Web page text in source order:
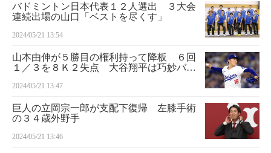
バドミントン日本代表１２人選出 ３大会
連続出場の山口「ベストを尽くす」
2024/05/21 13:54
山本由伸が５勝目の権利持って降板 ６回
１／３を８Ｋ２失点 大谷翔平は巧妙バン
2024/05/21 13:47
巨人の立岡宗一郎が支配下復帰 左膝手術
の３４歳外野手
2024/05/21 13:46